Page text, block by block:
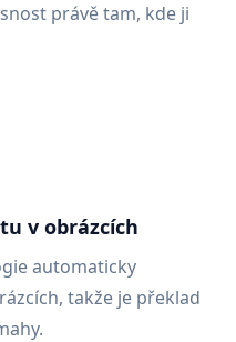
právě tam, kde ji
v obrázcích
automaticky
takže je překlad